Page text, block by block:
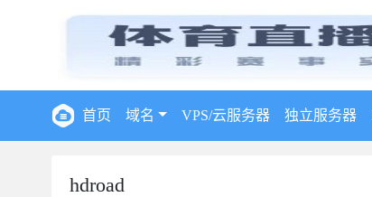
首页 域名 VPS/云服务器 独立服务器
hdroad